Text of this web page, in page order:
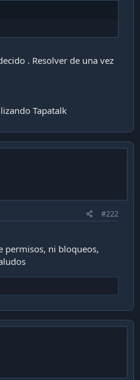
. Resolver de una vez
Tapatalk
#222
permisos, ni bloqueos,